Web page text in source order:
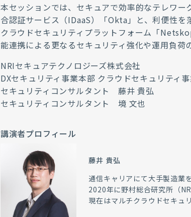
本セッションでは、セキュアで効率的なテレワ
合認証サービス（IDaaS）「Okta」と、利便性を
クラウドセキュリティプラットフォーム「
能連携による更なるセキュリティ強化や運用負荷
NRIセキュアテクノロジーズ株式会社
DXセキュリティ事業本部 クラウドセキュリティ
セキュリティコンサルタント 藤井 貴弘
セキュリティコンサルタント 境 文也
講演者プロフィール
藤井 貴弘
通信キャリアにて大手製造業
2020年に野村総合研究所（
現在はマルチクラウドセキュ